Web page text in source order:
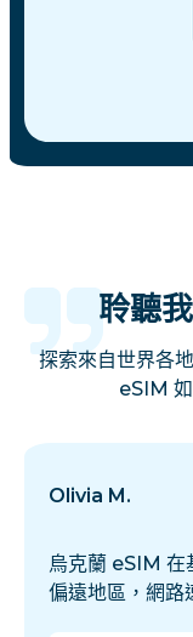
聆聽
探索來自世界各
eSIM
Olivia M.
烏克蘭 eSIM 在
偏遠地區，網路